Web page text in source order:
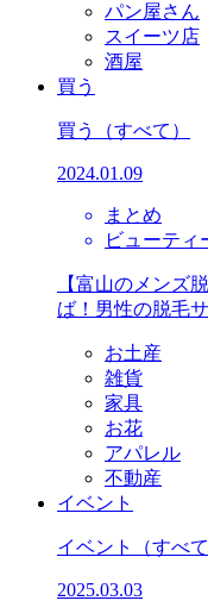
パン屋さん
スイーツ店
酒屋
買う
買う （すべて）
2024.01.09
まとめ
ビューティ
【富山のメンズ
ば！男性の脱毛
お土産
雑貨
家具
お花
アパレル
不動産
イベント
イベント （すべて
2025.03.03